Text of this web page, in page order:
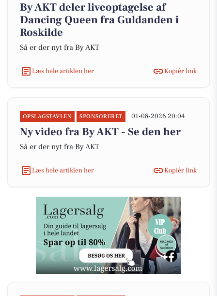
By AKT deler liveoptagelse af
Dancing Queen fra Guldanden i
Roskilde
Så er der nyt fra By AKT
Læs hele artiklen her Kopiér link
OPSLAGSTAVLEN SPONSORERET 01-08-2026 20:04
Ny video fra By AKT - Se den her
Så er der nyt fra By AKT
Læs hele artiklen her Kopiér link